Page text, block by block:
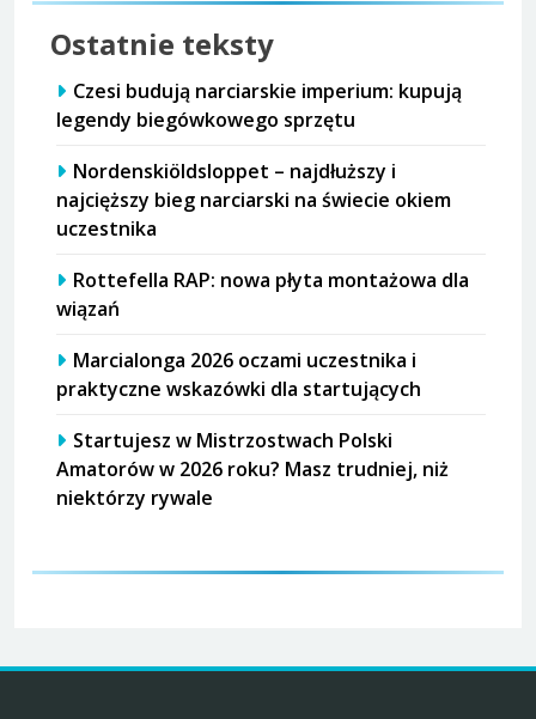
Ostatnie teksty
Czesi budują narciarskie imperium: kupują
legendy biegówkowego sprzętu
Nordenskiöldsloppet – najdłuższy i
najcięższy bieg narciarski na świecie okiem
uczestnika
Rottefella RAP: nowa płyta montażowa dla
wiązań
Marcialonga 2026 oczami uczestnika i
praktyczne wskazówki dla startujących
Startujesz w Mistrzostwach Polski
Amatorów w 2026 roku? Masz trudniej, niż
niektórzy rywale